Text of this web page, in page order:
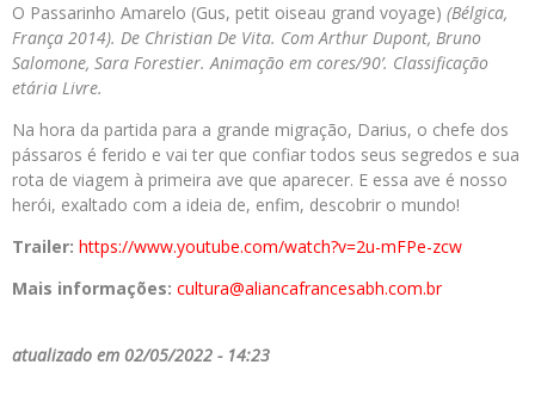
O Passarinho Amarelo (Gus, petit oiseau grand voyage) (Bélgica,
França 2014). De Christian De Vita. Com Arthur Dupont, Bruno
Salomone, Sara Forestier. Animação em cores/90’. Classificação
etária Livre.
Na hora da partida para a grande migração, Darius, o chefe dos
pássaros é ferido e vai ter que confiar todos seus segredos e sua
rota de viagem à primeira ave que aparecer. E essa ave é nosso
herói, exaltado com a ideia de, enfim, descobrir o mundo!
Trailer: https://www.youtube.com/watch?v=2u-mFPe-zcw
Mais informações: cultura@aliancafrancesabh.com.br
atualizado em 02/05/2022 - 14:23